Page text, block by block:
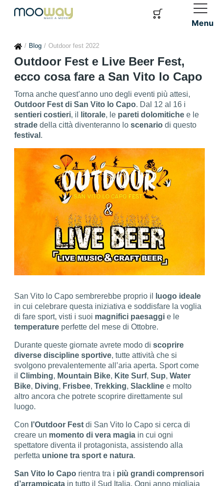
Menu
Blog Outdoor fest 2022
Outdoor Fest e Live Beer Fest,
ecco cosa fare a San Vito lo Capo
Torna anche quest’anno uno degli eventi più attesi,
Outdoor Fest di San Vito lo Capo. Dal 12 al 16 i
sentieri costieri, il litorale, le pareti dolomitiche e le
strade della città diventeranno loscenario di questo
festival .
San Vito lo Capo sembrerebbe proprio il luogo ideale
in cui celebrare questa iniziativa e soddisfare la voglia
di fare sport, visti i suoi magnifici paesaggi e le
temperature perfette del mese di Ottobre.
Durante queste giornate avrete modo discoprire
diverse discipline sportive, tutte attività che si
svolgono prevalentemente all’aria aperta. Sport come
ilClimbing, Mountain Bike, Kite Surf,Sup,Water
Bike, Diving, Frisbee,Trekking,Slackline e molto
altro ancora che potrete scoprire direttamente sul
luogo.
Con l’Outdoor Fest di San Vito lo Capo si cerca di
creare un momento di vera magia in cui ogni
spettatore diventa il protagonista, assistendo alla
perfetta unione tra sport e natura.
San Vito lo Capo rientra tra i più grandi comprensori
d’arrampicata in tutto il Sud Italia. Ogni anno migliaia